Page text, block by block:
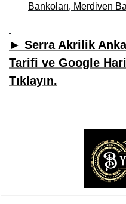
Bankoları, Merdiven
► Serra Akrilik
Tarifi ve Google
Tıklayın.